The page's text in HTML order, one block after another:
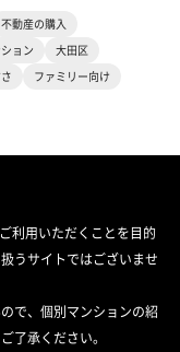
不動産の購入
ョン
大田区
ファミリー向け
利用いただくことを目的
うサイトではございませ
で、個別マンションの紹
了承ください。